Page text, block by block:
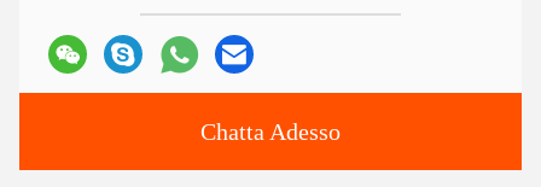
Chatta Adesso